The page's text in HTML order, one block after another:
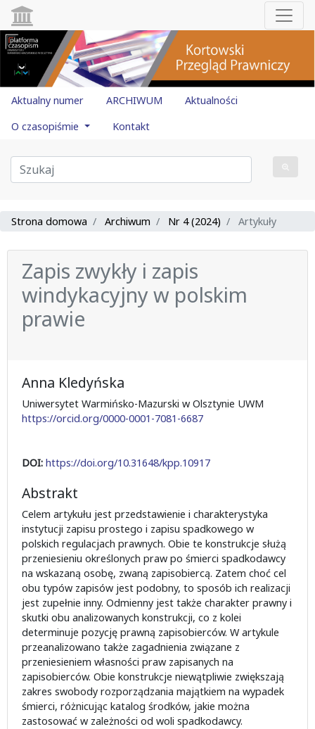
Aktualny numer ARCHIWUM
Aktualności
O czasopiśmie
Kontakt
Strona domowa Archiwum Nr 4 (2024) Artykuły
Zapis zwykły i zapis
windykacyjny w polskim
prawie
Anna Kledyńska
Uniwersytet Warmińsko-Mazurski w Olsztynie UWM
https://orcid.org/0000-0001-7081-6687
DOI: https://doi.org/10.31648/kpp.10917
Abstrakt
Celem artykułu jest przedstawienie i charakterystyka
instytucji zapisu prostego i zapisu spadkowego w
polskich regulacjach prawnych. Obie te konstrukcje służą
przeniesieniu określonych praw po śmierci spadkodawcy
na wskazaną osobę, zwaną zapisobiercą. Zatem choć cel
obu typów zapisów jest podobny, to sposób ich realizacji
jest zupełnie inny. Odmienny jest także charakter prawny i
skutki obu analizowanych konstrukcji, co z kolei
determinuje pozycję prawną zapisobierców. W artykule
przeanalizowano także zagadnienia związane z
przeniesieniem własności praw zapisanych na
zapisobierców. Obie konstrukcje niewątpliwie zwiększają
zakres swobody rozporządzania majątkiem na wypadek
śmierci, różnicując katalog środków, jakie można
zastosować w zależności od woli spadkodawcy.